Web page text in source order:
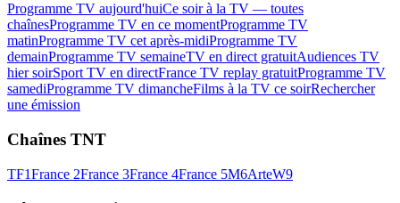
Programme TV aujourd'huiCe soir à la TV — toutes
chaînesProgramme TV en ce momentProgramme TV
matinProgramme TV cet après-midiProgramme TV
demainProgramme TV semaineTV en direct gratuitAudiences TV
hier soirSport TV en directFrance TV replay gratuitProgramme TV
samediProgramme TV dimancheFilms à la TV ce soirRechercher
une émission
Chaînes TNT
TF1France 2France 3France 4France 5M6ArteW9